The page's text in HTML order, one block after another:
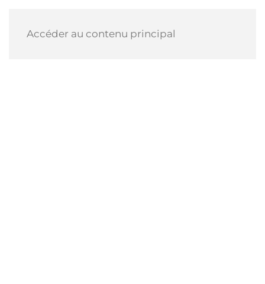
Accéder au contenu principal